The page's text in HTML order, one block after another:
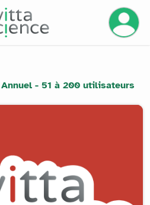
Gérez
- 51 à 200 utilisateurs